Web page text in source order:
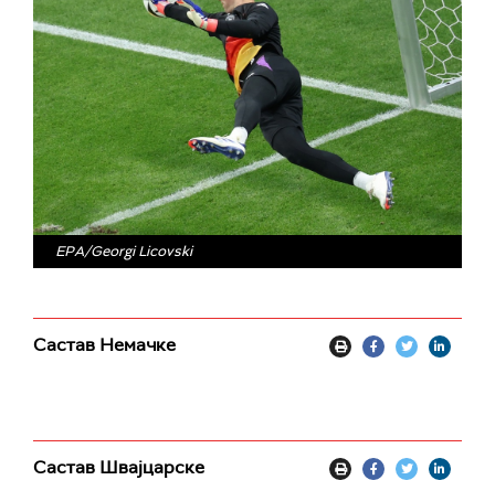
ЕPA/Georgi Licovski
Састав Немачке
Састав Швајцарске